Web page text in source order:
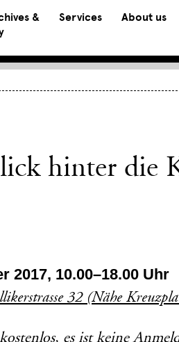
&
Services About us
hinter die
2017, 10.00–18.00 Uhr
32 (Nähe
es ist keine